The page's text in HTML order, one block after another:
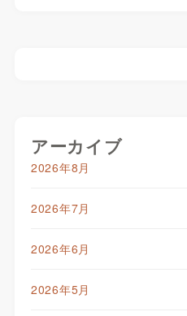
アーカイブ
2026年8月
2026年7月
2026年6月
2026年5月